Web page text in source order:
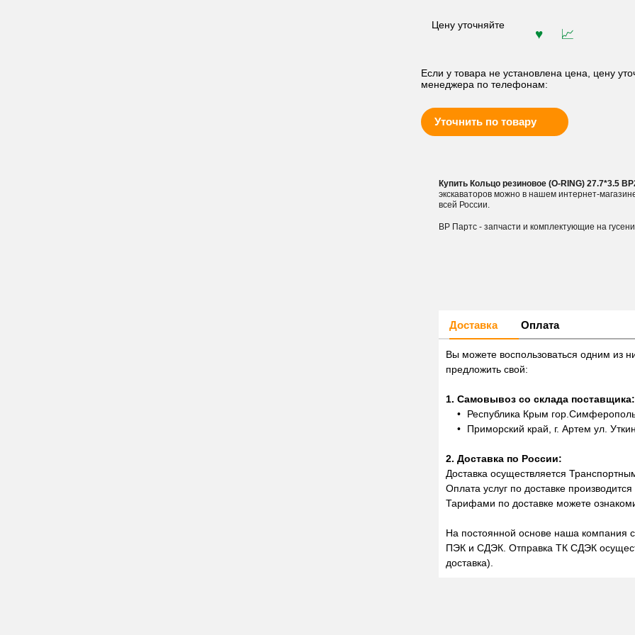
Цену уточняйте
Если у товара не установлена цена, цену
менеджера по телефонам:
Уточнить по товару
Купить Кольцо резиновое (O-RING) 27.7*3.5
экскаваторов можно в нашем интернет-
всей России.
ВР Партс - запчасти и комплектующие на
Доставка Оплата
Вы можете воспользоваться одним из
предложить свой:
1. Самовывоз со склада поставщика:
Республика Крым
Приморский край, г. Артем ул.
2. Доставка по России:
Доставка осуществляется
Оплата услуг по доставке
Тарифами по доставке можете
На постоянной основе наша компания
ПЭК и СДЭК. Отправка ТК СДЭК
доставка).